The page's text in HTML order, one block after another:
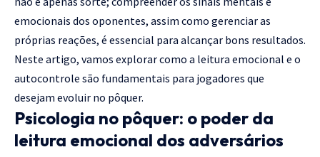
emocionais dos oponentes, assim como gerenciar as
próprias reações, é essencial para alcançar bons resultados.
Neste artigo, vamos explorar como a leitura emocional e o
autocontrole são fundamentais para jogadores que
desejam evoluir no pôquer.
Psicologia no pôquer: o poder da
leitura emocional dos adversários